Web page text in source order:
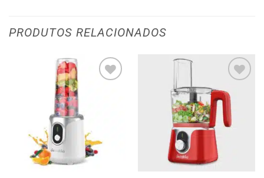
PRODUTOS RELACIONADOS
Adicionar
aos meus
desejos